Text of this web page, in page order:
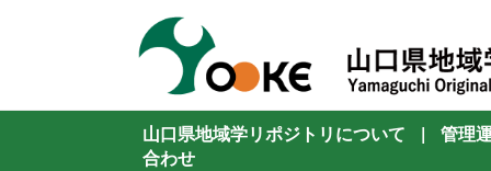
山口県地域学リポジトリについて |
管理
合わせ